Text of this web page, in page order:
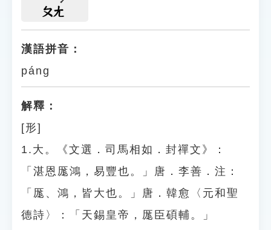
ㄆㄤ
漢語拼音：
páng
解釋：
[形]
1.大。《文選．司馬相如．封禪文》：
「湛恩厖鴻，易豐也。」唐．李善．注：
「厖、鴻，皆大也。」唐．韓愈〈元和聖
德詩〉：「天錫皇帝，厖臣碩輔。」